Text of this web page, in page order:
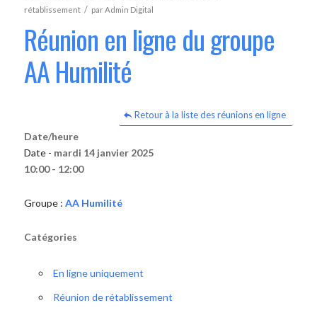
rétablissement / parAdmin Digital
Réunion en ligne du groupe
AA Humilité
Retour à la liste des réunions en ligne
Date/heure
Date - mardi 14 janvier 2025
10:00 - 12:00
Groupe : AA Humilité
Catégories
En ligne uniquement
Réunion de rétablissement